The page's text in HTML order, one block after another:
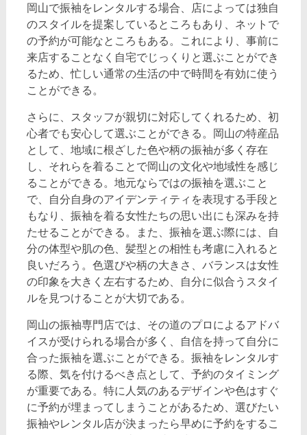
岡山で振袖をレンタルする場合、店によっては独自
のスタイルを提案しているところもあり、ネットで
の予約が可能なところもある。これにより、事前に
来店することなく自宅でじっくりと選ぶことができ
るため、忙しい通常の生活の中で時間を有効に使う
ことができる。
さらに、スタッフが親切に対応してくれるため、初
心者でも安心して選ぶことができる。岡山の特産品
として、地域に根ざした色や柄の振袖が多く存在
し、それらを着ることで岡山の文化や地域性を感じ
ることができる。地元ならではの振袖を選ぶこと
で、自分自身のアイデンティティを表現する手段と
もなり、振袖を着る女性たちの思い出にも深みを持
たせることができる。また、振袖を選ぶ際には、自
分の体型や肌の色、髪型との相性も考慮に入れると
良いだろう。色選びや柄の大きさ、バランスは女性
の印象を大きく左右するため、自分に似合うスタイ
ルを見つけることが大切である。
岡山の振袖専門店では、その道のプロによるアドバ
イスが受けられる場合が多く、自信を持って自分に
合った振袖を選ぶことができる。振袖をレンタルす
る際、気を付けるべき点として、予約のタイミング
が重要である。特に人気のあるデザインや色はすぐ
に予約が埋まってしまうことがあるため、選びたい
振袖やレンタル店が決まったら早めに予約をするこ